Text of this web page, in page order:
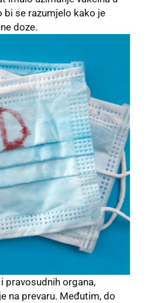
se razumjelo kako je
doze.
pravosudnih organa,
na prevaru. Međutim, do